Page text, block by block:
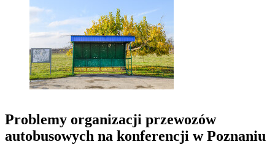
Problemy organizacji przewozów
autobusowych na konferencji w Poznaniu